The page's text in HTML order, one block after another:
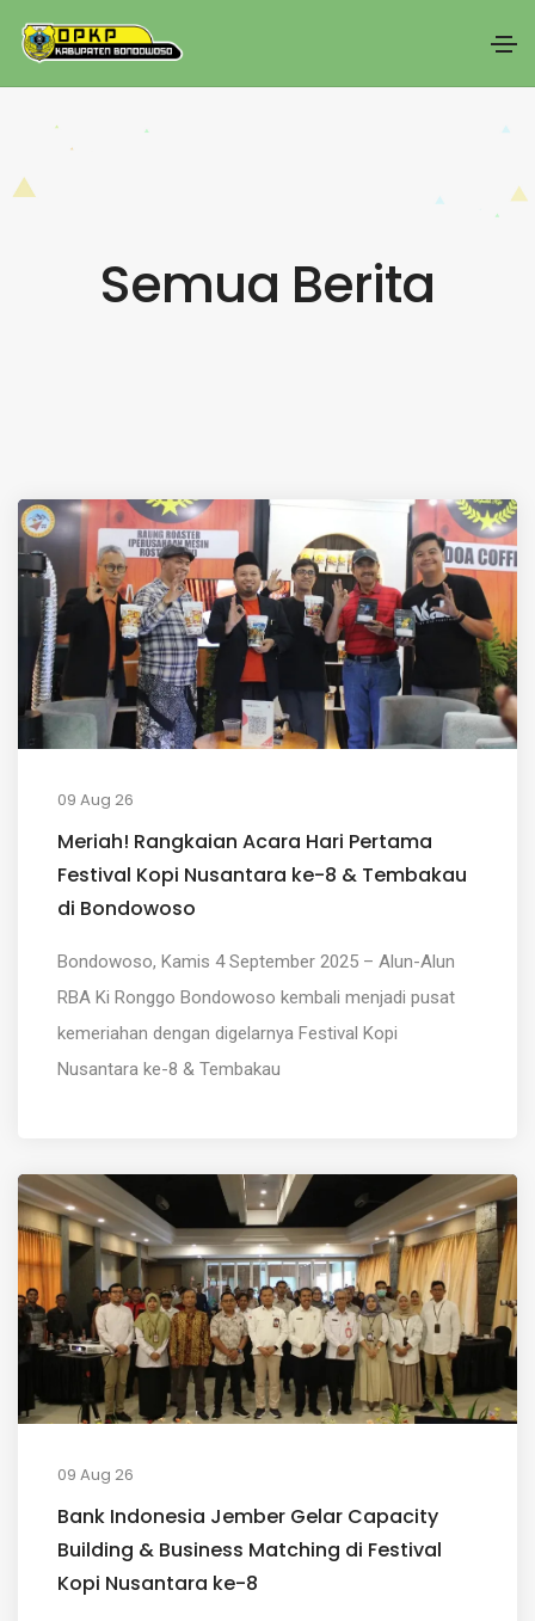
Semua Berita
09 Aug 26
Meriah! Rangkaian Acara Hari Pertama
Festival Kopi Nusantara ke-8 & Tembakau
di Bondowoso
Bondowoso, Kamis 4 September 2025 – Alun-Alun
RBA Ki Ronggo Bondowoso kembali menjadi pusat
kemeriahan dengan digelarnya Festival Kopi
Nusantara ke-8 & Tembakau
09 Aug 26
Bank Indonesia Jember Gelar Capacity
Building & Business Matching di Festival
Kopi Nusantara ke-8